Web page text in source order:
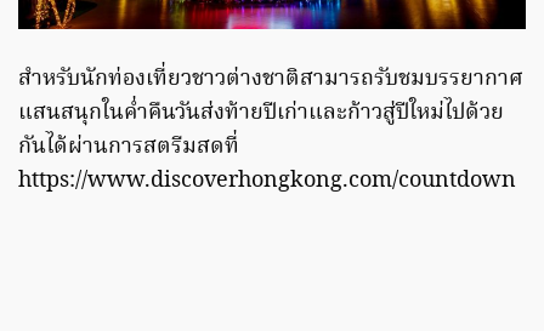
สำหรับนักท่องเที่ยวชาวต่างชาติสามารถรับชมบรรยากาศ
แสนสนุกในค่ำคืนวันส่งท้ายปีเก่าและก้าวสู่ปีใหม่ไปด้วย
กันได้ผ่านการสตรีมสดที่
https://www.discoverhongkong.com/countdown